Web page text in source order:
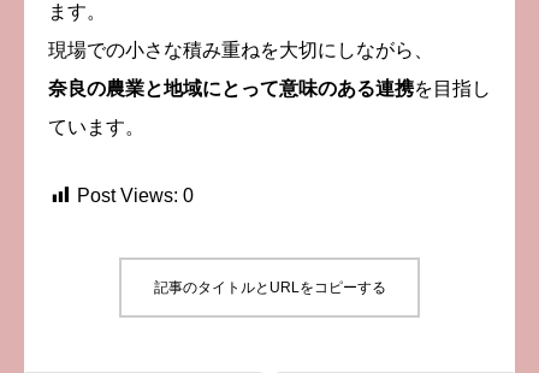
ます。
現場での小さな積み重ねを大切にしながら、
奈良の農業と地域にとって意味のある連携を目指し
ています。
Post Views: 0
記事のタイトルとURLをコピーする